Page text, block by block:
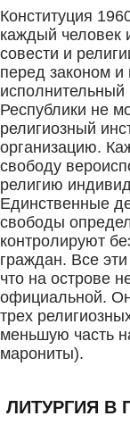
Конституция
каждый человек
совести и
перед законом и
Республики не
религиозный
организацию.
свободу
религию
Единственные
свободы
контролируют
граждан. Все
что на острове
официальной.
трех
меньшую часть
марониты).
ЛИТУРГИЯ В